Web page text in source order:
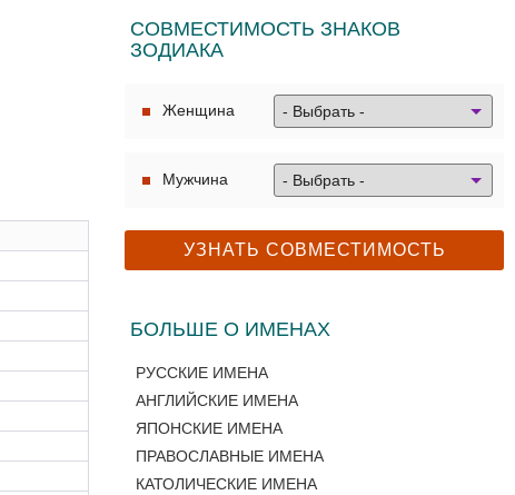
СОВМЕСТИМОСТЬ ЗНАКОВ
ЗОДИАКА
Женщина
Мужчина
БОЛЬШЕ О ИМЕНАХ
РУССКИЕ ИМЕНА
АНГЛИЙСКИЕ ИМЕНА
ЯПОНСКИЕ ИМЕНА
ПРАВОСЛАВНЫЕ ИМЕНА
КАТОЛИЧЕСКИЕ ИМЕНА